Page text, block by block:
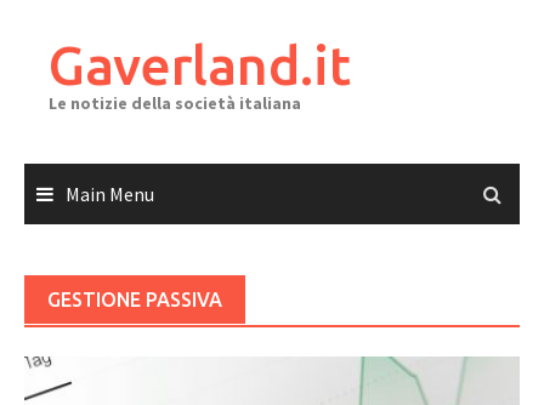
contentGaverland.it
Le notizie della società italiana
Main Menu
GESTIONE PASSIVA